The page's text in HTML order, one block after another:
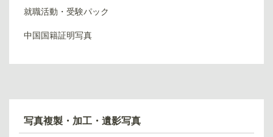
就職活動・受験パック
中国国籍証明写真
写真複製・加工・遺影写真